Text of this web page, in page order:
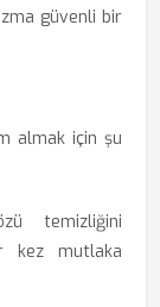
güvenli bir
almak için şu
temizliğini
kez mutlaka